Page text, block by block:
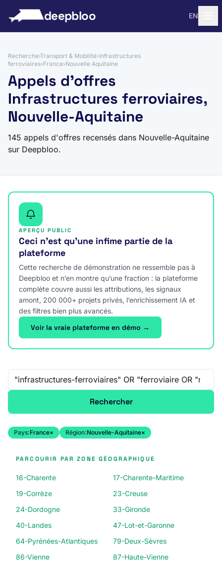
deepbloo EN
Recherche›Transport & Mobilité›Infrastructures
ferroviaires›France›Nouvelle Aquitaine
Appels d'offres
Infrastructures ferroviaires,
Nouvelle-Aquitaine
145 appels d'offres recensés dans Nouvelle-Aquitaine
sur Deepbloo.
APERÇU PUBLIC
Ceci n’est qu’une infime partie de la
plateforme
Cette recherche de démonstration ne ressemble pas à
Deepbloo et n’en montre qu’une fraction : la plateforme
complète couvre aussi les attributions, les signaux
amont, 200 000+ projets privés, l’enrichissement IA et
des filtres bien plus avancés.
Voir la vraie plateforme en démo →
Recherche libre
Rechercher
Pays:France× Région:Nouvelle-Aquitaine×
PARCOURIR PAR ZONE GÉOGRAPHIQUE
16-Charente
17-Charente-Maritime
19-Corrèze
23-Creuse
24-Dordogne
33-Gironde
40-Landes
47-Lot-et-Garonne
64-Pyrénées-Atlantiques
79-Deux-Sèvres
86-Vienne
87-Haute-Vienne